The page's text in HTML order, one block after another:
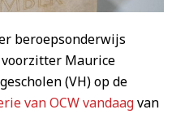
beroepsonderwijs
voorzitter Maurice
(VH) op de
van OCW vandaagvan